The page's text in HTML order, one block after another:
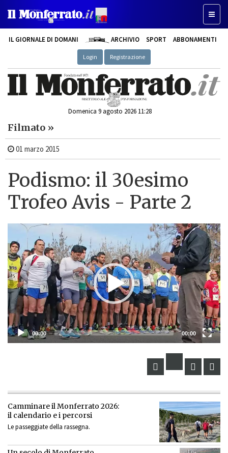
IL GIORNALE DI DOMANI ARCHIVIO SPORT ABBONAMENTI
Login Registrazione
Domenica 9 agosto 2026 11:28
Filmato »
01 marzo 2015
Podismo: il 30esimo
Trofeo Avis - Parte 2
Lettore
Video
00:00 00:00
Camminare il Monferrato 2026:
il calendario e i percorsi
Le passeggiate della rassegna.